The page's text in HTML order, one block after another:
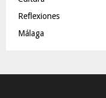
Reflexiones
Málaga